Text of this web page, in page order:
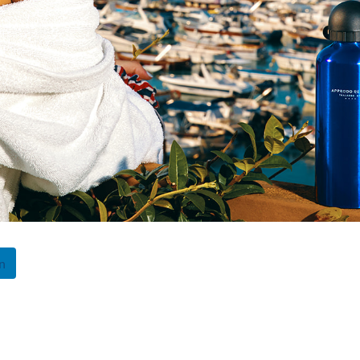
l'acqua di mare e i prodotti naturali del territorio per
nutrire in profondità la pelle.
l'assorbimento dei minerali marini.
al riequilibrio energetico in un contesto di design moderno.
Resort per una
benessere in Campania grazie alla sua capacità di
Consigliato
del gourmet mediterraneo.
e viaggiatori esigenti.